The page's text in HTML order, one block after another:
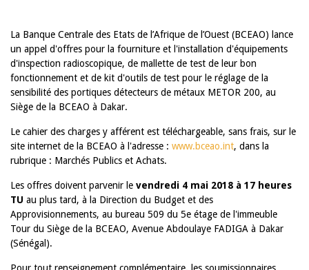
La Banque Centrale des Etats de l’Afrique de l’Ouest (BCEAO) lance
un appel d'offres pour la fourniture et l'installation d'équipements
d'inspection radioscopique, de mallette de test de leur bon
fonctionnement et de kit d'outils de test pour le réglage de la
sensibilité des portiques détecteurs de métaux METOR 200, au
Siège de la BCEAO à Dakar.
Le cahier des charges y afférent est téléchargeable, sans frais, sur le
site internet de la BCEAO à l'adresse : www.bceao.int, dans la
rubrique : Marchés Publics et Achats.
Les offres doivent parvenir le vendredi 4 mai 2018 à 17 heures
TU au plus tard, à la Direction du Budget et des
Approvisionnements, au bureau 509 du 5e étage de l'immeuble
Tour du Siège de la BCEAO, Avenue Abdoulaye FADIGA à Dakar
(Sénégal).